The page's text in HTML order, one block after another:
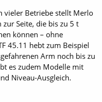
vieler Betriebe stellt Merlo
Seite, die bis zu 5 t
können – ohne
45.11 hebt zum Beispiel
Arm noch bis zu
es zudem Modelle mit
Niveau-Ausgleich.